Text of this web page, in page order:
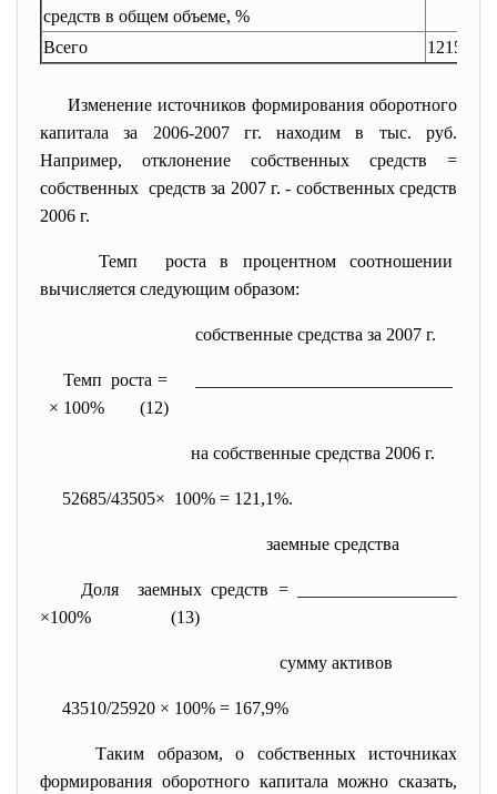
средств в общем объеме, %
Всего
121536
Изменение источников формирования оборотного
капитала за 2006-2007 гг. находим в тыс. руб.
Например, отклонение собственных средств =
собственных средств за 2007 г. - собственных средств
2006 г.
Темп роста в процентном соотношении
вычисляется следующим образом:
собственные средства за 2007 г.
Темп роста = _____________________________
× 100% (12)
на собственные средства 2006 г.
52685/43505× 100% = 121,1%.
заемные средства
Доля заемных средств = __________________
×100% (13)
сумму активов
43510/25920 × 100% = 167,9%
Таким образом, о собственных источниках
формирования оборотного капитала можно сказать,